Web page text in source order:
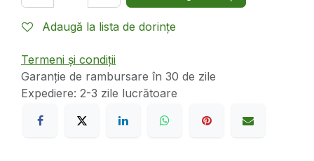
Adaugă la lista de dorințe
Termeni și condiții
Garanție de rambursare în 30 de zile
Expediere: 2-3 zile lucrătoare